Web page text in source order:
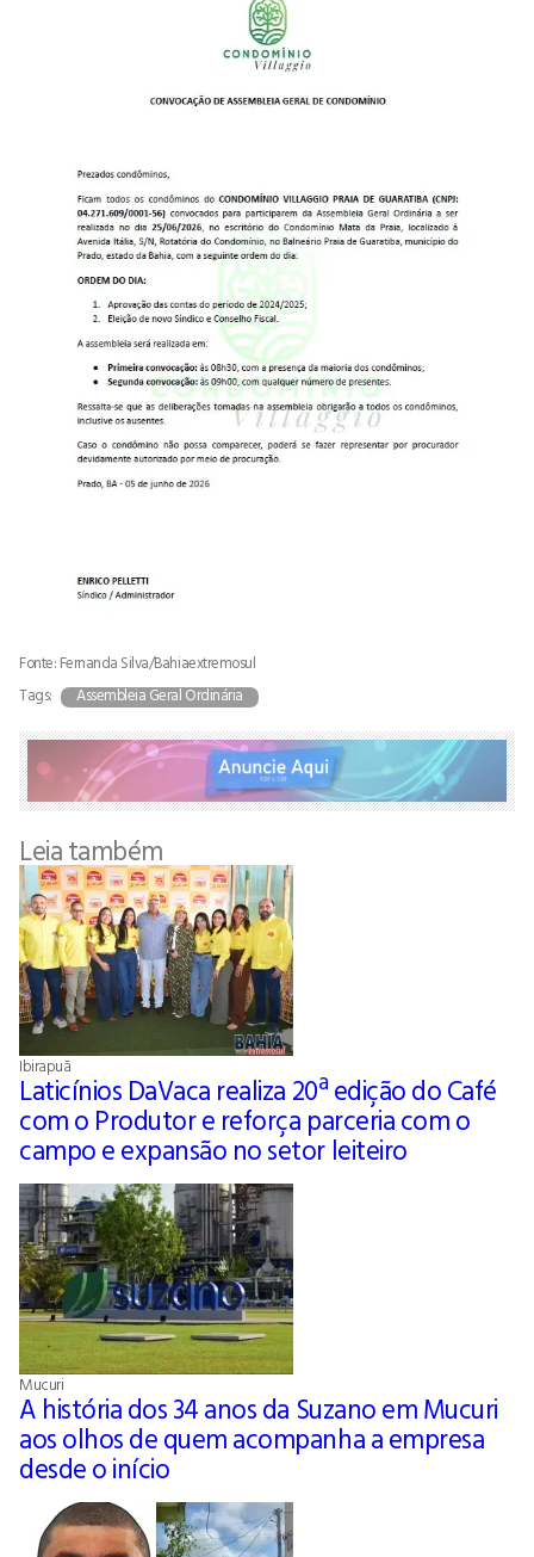
Fonte: Fernanda Silva/Bahiaextremosul
Tags:
Assembleia Geral Ordinária
Leia também
Ibirapuã
Laticínios DaVaca realiza 20ª edição do Café
com o Produtor e reforça parceria com o
campo e expansão no setor leiteiro
Mucuri
A história dos 34 anos da Suzano em Mucuri
aos olhos de quem acompanha a empresa
desde o início